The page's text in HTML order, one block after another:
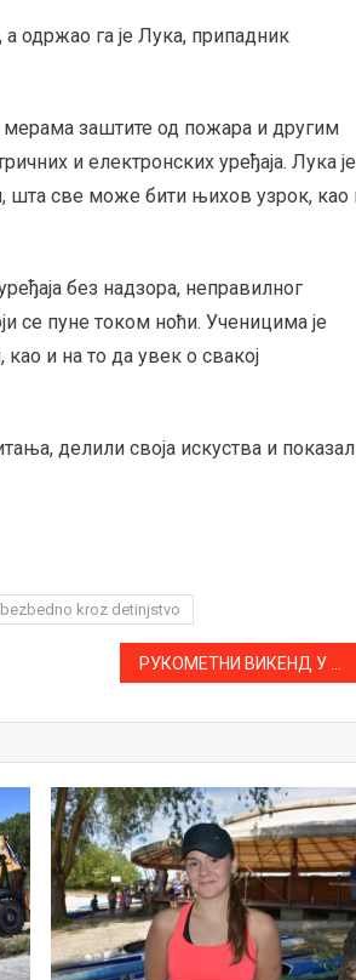
одржао га је Лука, припадник
мерама заштите од пожара и другим
и електронских уређаја. Лука је
шта све може бити њихов узрок, као
без надзора, неправилног
се пуне током ноћи. Ученицима је
и на то да увек о свакој
делили своја искуства и
kroz detinjstvo